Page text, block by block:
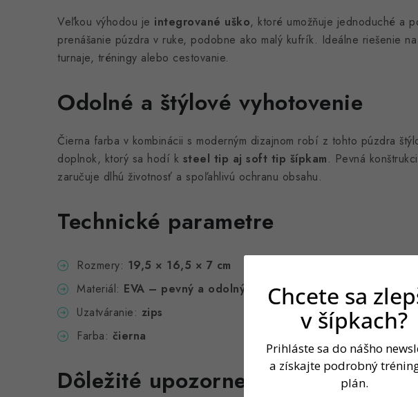
Veľkou výhodou je integrované uško, ktoré umožňuje jednoduché a
prenášanie púzdra v ruke, podobne ako malý kufrík. Ideálne riešenie na
turnaje, tréningy alebo cestovanie.
Odolné a štýlové vyhotovenie
Čierna farba v kombinácii s moderným dizajnom robí z tohto púzdra
doplnok, ktorý sa hodí k steel tip aj soft tip šípkam. Pevná
zaručuje dlhú životnosť a spoľahlivú ochranu obsahu.
Technické parametre
Rozmery: 19,5 × 16,5 × 7 cm
Materiál: EVA – pevný a odolný
Uzatváranie: zips
Farba: čierna
Dôležité upozornenie
Chcete sa
v šípkach?
Prihláste sa do nášho
a získajte podrobný
plán.